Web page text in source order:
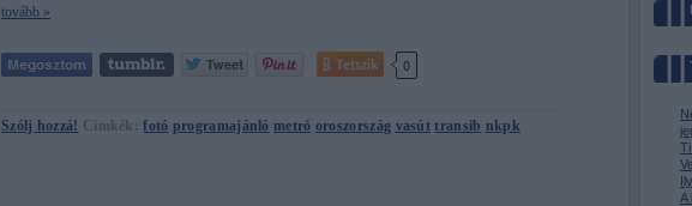
A
tovább »
Tetszik 0
Szólj hozzá! Címkék:fotó programajánló metró oroszország vasút transib nkpk